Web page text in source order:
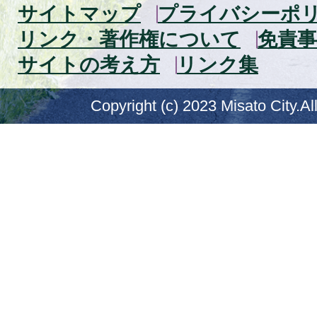
サイトマップ
プライバシーポ
リンク・著作権について
免責
サイトの考え方
リンク集
Copyright (c) 2023 Misato